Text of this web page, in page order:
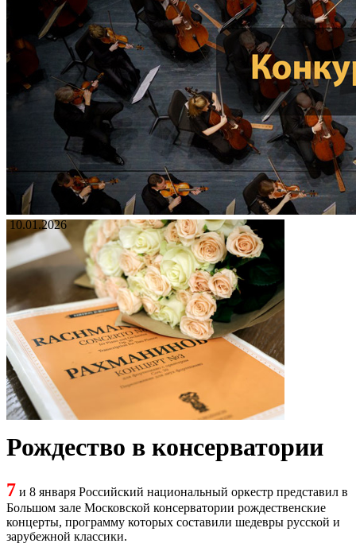
10.01.2026
Рождество в консерватории
7 и 8 января Российский национальный оркестр представил в
Большом зале Московской консерватории рождественские
концерты, программу которых составили шедевры русской и
зарубежной классики.